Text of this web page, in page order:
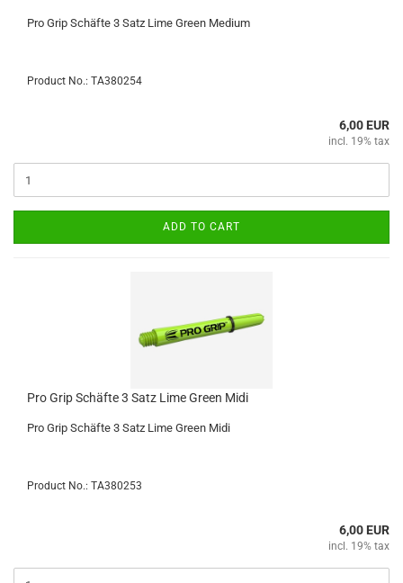
Pro Grip Schäfte 3 Satz Lime Green Medium
Product No.: TA380254
6,00 EUR
incl. 19% tax
ADD TO CART
Pro Grip Schäfte 3 Satz Lime Green Midi
Pro Grip Schäfte 3 Satz Lime Green Midi
Product No.: TA380253
6,00 EUR
incl. 19% tax